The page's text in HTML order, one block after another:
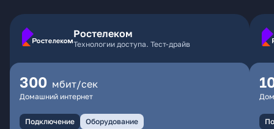
Ростелеком
Технологии доступа. Тест-драйв
300 мбит/сек
Домашний интернет
Подключение Оборудование